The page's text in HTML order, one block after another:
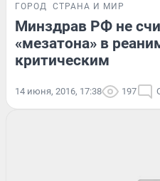
ГОРОД СТРАНА И МИР
Минздрав РФ не
«мезатона» в
критическим
14 июня, 2016, 17:38 197